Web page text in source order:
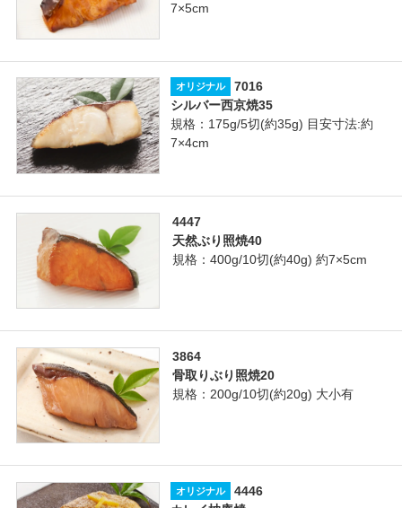
7×5cm
オリジナル
7016
シルバー西京焼35
規格：175g/5切(約35g) 目安寸法:約
7×4cm
4447
天然ぶり照焼40
規格：400g/10切(約40g) 約7×5cm
3864
骨取りぶり照焼20
規格：200g/10切(約20g) 大小有
オリジナル
4446